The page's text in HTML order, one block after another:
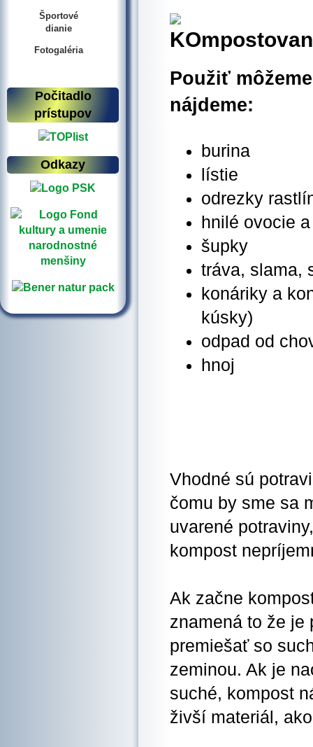
Športové
dianie
Fotogaléria
Počitadlo
prístupov
Odkazy
Použiť
nájdeme:
burina
lístie
odrezky
hnilé ovocie
šupky
tráva, slama,
konáriky a
kúsky)
odpad od
hnoj
Vhodné sú
čomu by sme sa
uvarené
kompost
Ak začne
znamená to že je
premiešať so
zeminou. Ak je
suché, kompost
živší materiál,